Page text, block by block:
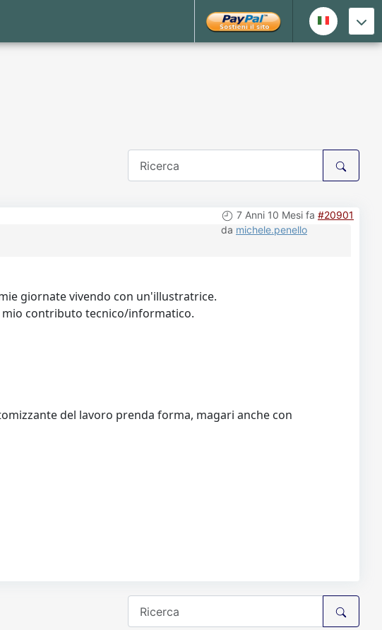
7 Anni 10 Mesi fa #20901
da michele.penello
giornate vivendo con un'illustratrice.
mio contributo tecnico/informatico.
del lavoro prenda forma, magari anche con